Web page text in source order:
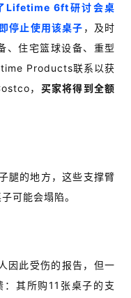
Lifetime 6ft研讨会桌
停止使用该桌子 ，及时
、住宅篮球设备、重型
Products联系以获
， 买家将得到全额
腿的地方，这些支撑臂
可能会塌陷。
因此受伤的报告，但一
其所购11张桌子的支